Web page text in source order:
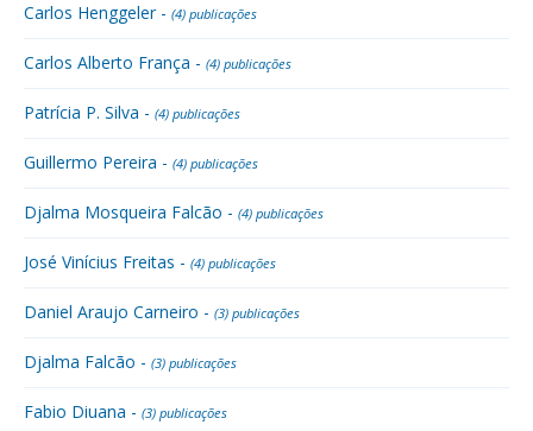
Carlos Henggeler - (4) publicações
Carlos Alberto França - (4) publicações
Patrícia P. Silva - (4) publicações
Guillermo Pereira - (4) publicações
Djalma Mosqueira Falcão - (4) publicações
José Vinícius Freitas - (4) publicações
Daniel Araujo Carneiro - (3) publicações
Djalma Falcão - (3) publicações
Fabio Diuana - (3) publicações